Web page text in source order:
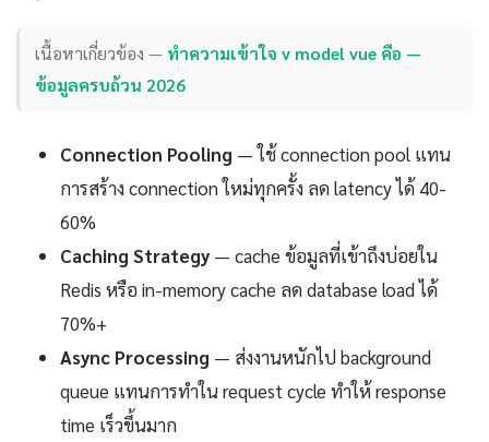
เนื้อหาเกี่ยวข้อง — ทำความเข้าใจ v model vue คือ —
ข้อมูลครบถ้วน 2026
Connection Pooling — ใช้ connection pool แทน
การสร้าง connection ใหม่ทุกครั้ง ลด latency ได้ 40-
60%
Caching Strategy — cache ข้อมูลที่เข้าถึงบ่อยใน
Redis หรือ in-memory cache ลด database load ได้
70%+
Async Processing — ส่งงานหนักไป background
queue แทนการทำใน request cycle ทำให้ response
time เร็วขึ้นมาก